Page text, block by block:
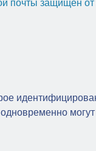
почты защищен
могут